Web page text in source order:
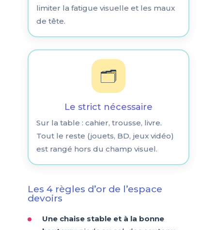
limiter la fatigue visuelle et les maux
de tête.
🗂️
Le strict nécessaire
Sur la table : cahier, trousse, livre.
Tout le reste (jouets, BD, jeux vidéo)
est rangé hors du champ visuel.
Les 4 règles d’or de l’espace
devoirs
Une chaise stable et à la bonne